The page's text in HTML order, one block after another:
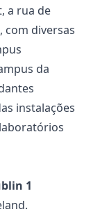
a rua de
com diversas
da
instalações
1